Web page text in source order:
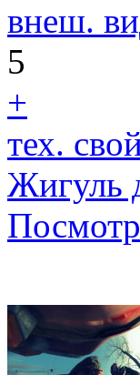
внеш.
5
+
тех.
Жигуль